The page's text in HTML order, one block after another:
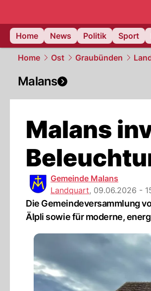
Home
News Politik Sport
Home Ost Graubünden
Malans
Malans
Gemeinde Malans
Landquart, 09.06.2026 -
Die Gemeindeversammlung
Älpli sowie für moderne,